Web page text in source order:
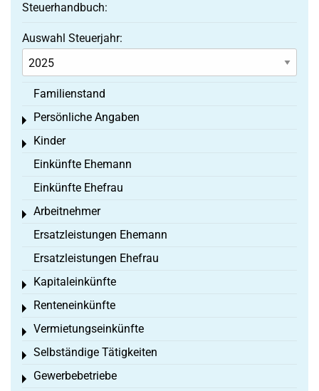
Steuerhandbuch:
Auswahl Steuerjahr:
Familienstand
Persönliche Angaben
Toggle menu
Kinder
Toggle menu
Einkünfte Ehemann
Einkünfte Ehefrau
Arbeitnehmer
Toggle menu
Ersatzleistungen Ehemann
Ersatzleistungen Ehefrau
Kapitaleinkünfte
Toggle menu
Renteneinkünfte
Toggle menu
Vermietungseinkünfte
Toggle menu
Selbständige Tätigkeiten
Toggle menu
Gewerbebetriebe
Toggle menu